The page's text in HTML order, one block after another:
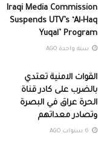
Iraqi Media Commission
Suspends UTV’s ‘Al-Haq
Yuqal’ Program
سنة واحدة AGO
القوات الامنية تعتدي
بالضرب على كادر قناة
الحرة عراق في البصرة
وتصادر معداتهم